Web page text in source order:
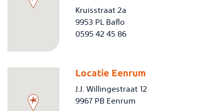
Kruisstraat 2a
9953 PL Baflo
0595 42 45 86
Locatie Eenrum
J.J. Willingestraat 12
9967 PB Eenrum